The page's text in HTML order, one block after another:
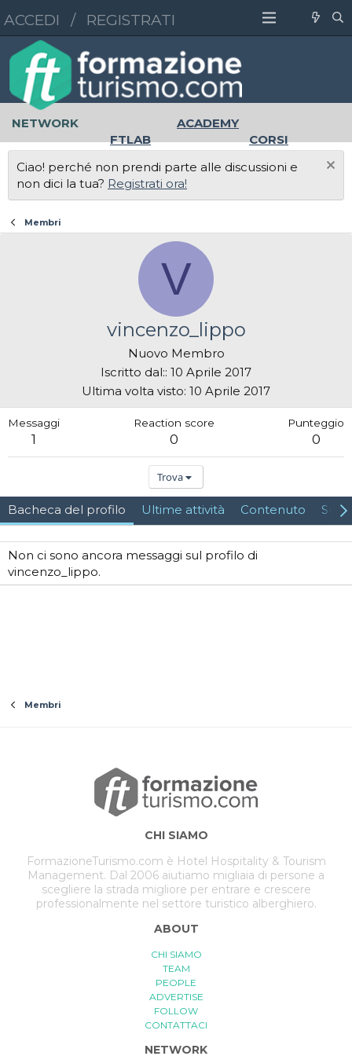
ACCEDI / REGISTRATI
NETWORK
ACADEMY
FTLAB
CORSI
LAVORO
Ciao! perché non prendi parte alle discussioni e
non dici la tua? Registrati ora!
Membri
V
vincenzo_lippo
Nuovo Membro
Iscritto dal: 10 Aprile 2017
Ultima volta visto 10 Aprile 2017
Messaggi
1
Reaction score
0
Punteggio
0
Trova
Bacheca del profilo Ultime attività Contenuto Su
Non ci sono ancora messaggi sul profilo di
vincenzo_lippo.
Membri
CHI SIAMO
FormazioneTurismo.com è Hotel Hospitality & Tourism
Management. Dal 2006 aiutiamo migliaia di persone a
scegliere la strada migliore per entrare e crescere
professionalmente nel settore turistico alberghiero.
ABOUT
CHI SIAMO
TEAM
PEOPLE
ADVERTISE
FOLLOW
CONTATTACI
NETWORK